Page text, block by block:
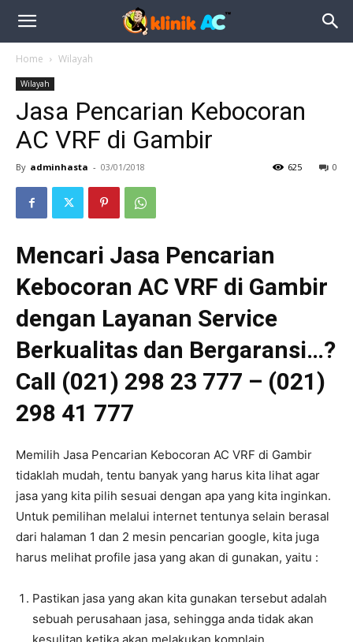
Home Wilayah
Wilayah
Jasa Pencarian Kebocoran
AC VRF di Gambir
By adminhasta - 03/01/2018 0
625
Mencari Jasa Pencarian
Kebocoran AC VRF di Gambir
dengan Layanan Service
Berkualitas dan Bergaransi…?
Call (021) 298 23 777 – (021)
298 41 777
Memilih Jasa Pencarian Kebocoran AC VRF di Gambir
tidaklah mudah, tentu banyak yang harus kita lihat agar
jasa yang kita pilih sesuai dengan apa yang kita inginkan.
Untuk pemilihan melalui internet tentunya selain berasal
dari halaman 1 dan 2 mesin pencarian google, kita juga
harus melihat profile jasa yang akan di gunakan, yaitu :
Pastikan jasa yang akan kita gunakan tersebut adalah
sebuah perusahaan jasa, sehingga anda tidak akan